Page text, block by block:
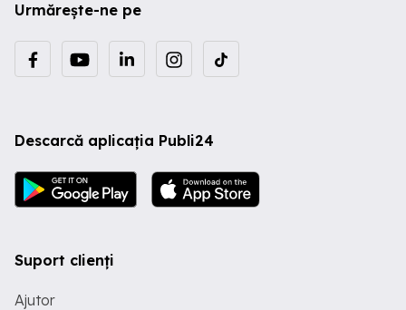
Urmărește-ne pe
Descarcă aplicația Publi24
Suport clienți
Ajutor